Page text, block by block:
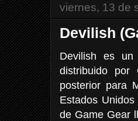
viernes, 13 de
Devilish
Devilish es
distribuido
posterior para
Estados
de Game Gear